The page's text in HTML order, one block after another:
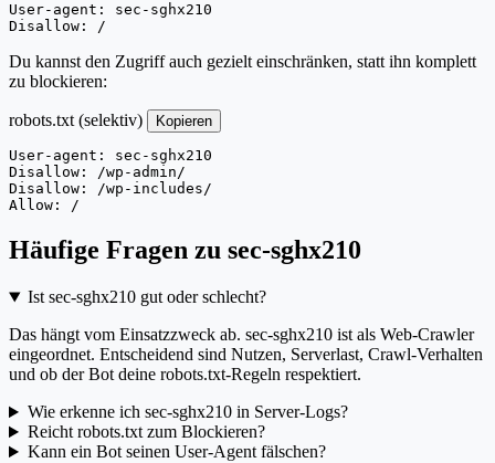
User-agent: sec-sghx210
Disallow: /
Du kannst den Zugriff auch gezielt einschränken, statt ihn komplett
zu blockieren:
robots.txt (selektiv) Kopieren
User-agent: sec-sghx210
Disallow: /wp-admin/
Disallow: /wp-includes/
Allow: /
Häufige Fragen zu sec-sghx210
Ist sec-sghx210 gut oder schlecht?
Das hängt vom Einsatzzweck ab. sec-sghx210 ist als Web-Crawler
eingeordnet. Entscheidend sind Nutzen, Serverlast, Crawl-Verhalten
und ob der Bot deine robots.txt-Regeln respektiert.
Wie erkenne ich sec-sghx210 in Server-Logs?
Reicht robots.txt zum Blockieren?
Kann ein Bot seinen User-Agent fälschen?